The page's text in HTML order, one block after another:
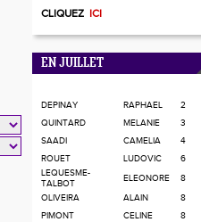
CLIQUEZ ICI
EN JUILLET
DEPINAY RAPHAEL
2
QUINTARD
MELANIE
3
SAADI
CAMELIA
4
ROUET
LUDOVIC
6
LEQUESME-
TALBOT
ELEONORE
8
OLIVEIRA
ALAIN
8
PIMONT
CELINE
8